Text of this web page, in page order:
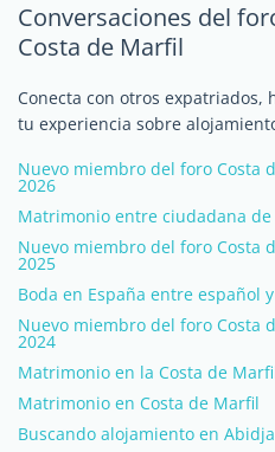
Conversaciones del
Costa de Marfil
Conecta con otros
tu experiencia sobre
Nuevo miembro del foro Costa
2026
Matrimonio entre ciudadana de
Nuevo miembro del foro Costa
2025
Boda en España entre español
Nuevo miembro del foro Costa
2024
Matrimonio en la Costa de
Matrimonio en Costa de Marfil
Buscando alojamiento en